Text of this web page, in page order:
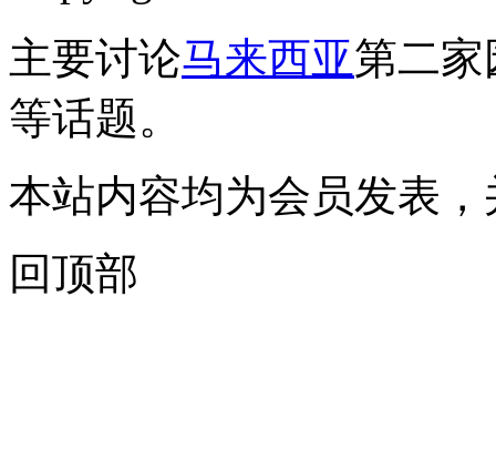
主要讨论马来西亚第二
等话题。
本站内容均为会员发表
回顶部